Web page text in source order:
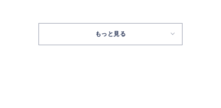
もっと見る